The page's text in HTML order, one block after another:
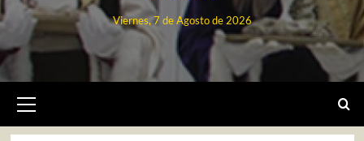
Viernes, 7 de Agosto de 2026
primario